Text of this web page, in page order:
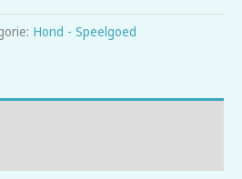
Hond - Speelgoed